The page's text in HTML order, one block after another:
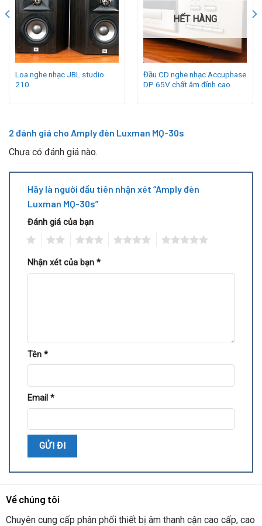
Loa nghe nhạc JBL studio
210
HẾT HÀNG
Đầu CD nghe nhạc Accuphase
DP 65V chất âm đỉnh cao
2 đánh giá cho Amply đèn Luxman MQ-30s
Chưa có đánh giá nào.
Hãy là người đầu tiên nhận xét “Amply đèn
Luxman MQ-30s”
Đánh giá của bạn
Nhận xét của bạn *
Tên *
Email *
Về chúng tôi
Chuyên cung cấp phân phối thiết bị âm thanh cận cao cấp, cao